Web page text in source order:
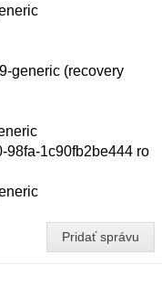
generic (recovery
98fa-1c90fb2be444 ro
Pridať správu